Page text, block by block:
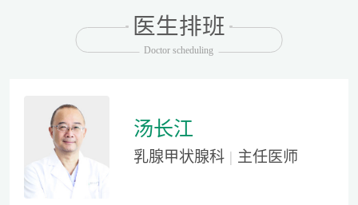
医生排班
Doctor scheduling
汤长江
乳腺甲状腺科 | 主任医师